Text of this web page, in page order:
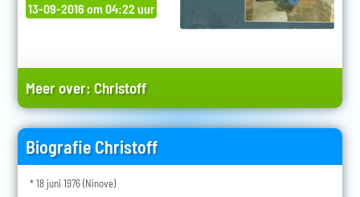
13-09-2016 om 04:22 uur
Meer over: Christoff
Biografie Christoff
* 18 juni 1976 (Ninove)